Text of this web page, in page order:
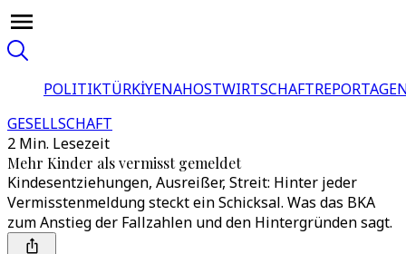
POLITIKTÜRKİYENAHOSTWIRTSCHAFT
GESELLSCHAFT
2 Min. Lesezeit
Mehr Kinder als vermisst gemeldet
Kindesentziehungen, Ausreißer, Streit: Hinter jeder
Vermisstenmeldung steckt ein Schicksal. Was das BKA
zum Anstieg der Fallzahlen und den Hintergründen sagt.